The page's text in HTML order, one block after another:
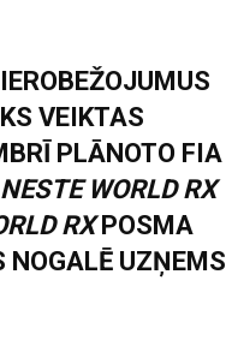
VEIKTAS
PLĀNOTO FIA
NESTE WORLD RX
RXPOSMA
UZŅEMS